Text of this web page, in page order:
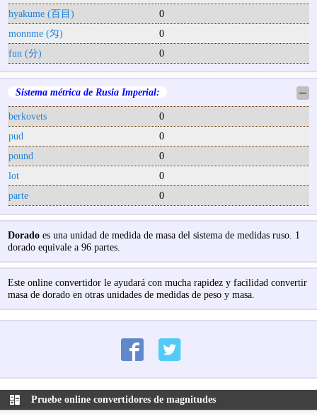
hyakume (百目)
0
monnme (匁)
0
fun (分)
0
Sistema métrica de Rusia Imperial: ─
berkovets
0
pud
0
pound
0
lot
0
parte
0
Doradoes una unidad de medida de masa del sistema de medidas ruso. 1
dorado equivale a 96 partes.
Este online convertidor le ayudará con mucha rapidez y facilidad convertir
masa de dorado en otras unidades de medidas de peso y masa.
Pruebe online convertidores de magnitudes